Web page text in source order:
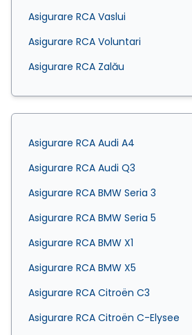
Asigurare RCA Vaslui
Asigurare RCA Voluntari
Asigurare RCA Zalău
Asigurare RCA Audi A4
Asigurare RCA Audi Q3
Asigurare RCA BMW Seria 3
Asigurare RCA BMW Seria 5
Asigurare RCA BMW X1
Asigurare RCA BMW X5
Asigurare RCA Citroën C3
Asigurare RCA Citroën C-Elysee